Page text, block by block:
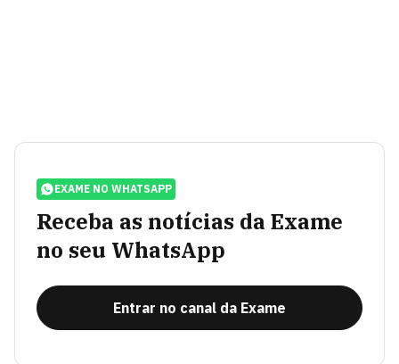
EXAME NO WHATSAPP
Receba as notícias da Exame
no seu WhatsApp
Entrar no canal da Exame